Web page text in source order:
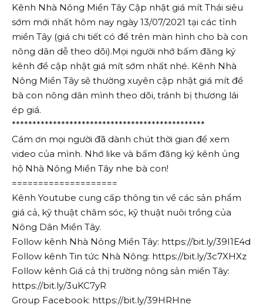
Kênh Nhà Nông Miền Tây Cập nhật giá mít Thái siêu
sớm mới nhất hôm nay ngày 13/07/2021 tại các tỉnh
miền Tây (giá chi tiết có để trên màn hình cho bà con
nông dân dễ theo dõi).Mọi người nhớ bấm đăng ký
kênh để cập nhật giá mít sớm nhất nhé. Kênh Nhà
Nông Miền Tây sẽ thường xuyên cập nhật giá mít để
bà con nông dân mình theo dõi, tránh bị thương lái
ép giá.
***********************************************
Cám ơn mọi người đã dành chút thời gian để xem
video của mình. Nhớ like và bấm đăng ký kênh ủng
hộ Nhà Nông Miền Tây nhe bà con!
====================
Kênh Youtube cung cấp thông tin về các sản phẩm
giá cả, kỹ thuật chăm sóc, kỹ thuật nuôi trồng của
Nông Dân Miền Tây.
Follow kênh Nhà Nông Miền Tây: https://bit.ly/39I1E4d
Follow kênh Tin tức Nhà Nông: https://bit.ly/3c7XHXz
Follow kênh Giá cả thị trường nông sản miền Tây:
https://bit.ly/3uKC7yR
Group Facebook: https://bit.ly/39HRHne